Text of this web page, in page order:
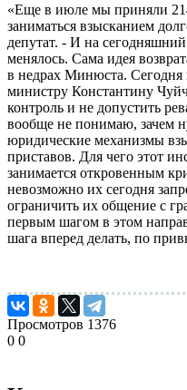
«Еще в июле мы приняли
заниматься взысканием
депутат. - И на
менялось. Сама идея
в недрах Минюста.
министру Константину
контроль и не допустить
вообще не понимаю, зачем
юридические механизмы
приставов. Для чего этот
занимается откровенным
невозможно их сегодня
ограничить их общение с
первым шагом в этом
шага вперед делать, по
Просмотров 1376
0 0